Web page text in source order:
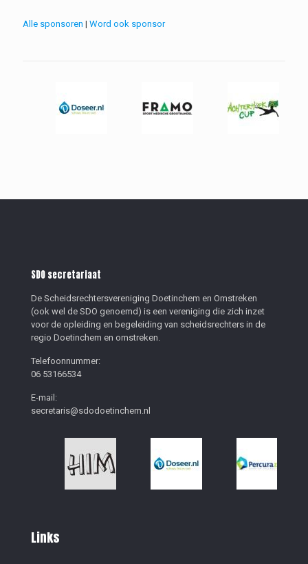
Alle sponsoren | Word ook sponsor
SDO secretariaat
De Scheidsrechtersvereniging Doetinchem en Omstreken
(ook wel de SDO genoemd) is een vereniging die zich inzet
voor de opleiding en begeleiding van scheidsrechters in de
regio Doetinchem en omstreken.
Telefoonnummer:
06 53166534
E-mail:
secretaris@sdodoetinchem.nl
Links